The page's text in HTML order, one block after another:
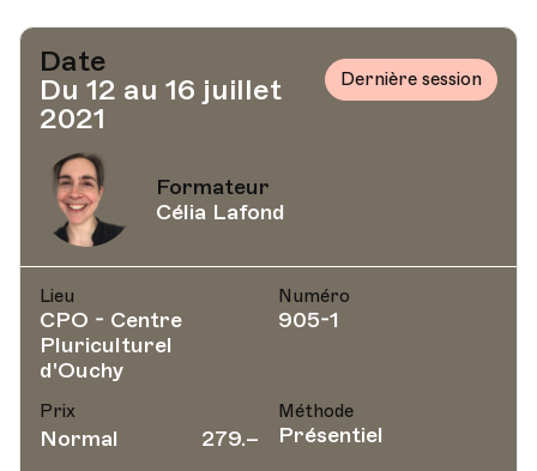
Date
Du 12 au 16 juillet
2021
Dernière session
Formateur
Célia Lafond
Lieu
CPO - Centre
Pluriculturel
d'Ouchy
Numéro
905-1
Prix
Normal 279.–
Méthode
Présentiel